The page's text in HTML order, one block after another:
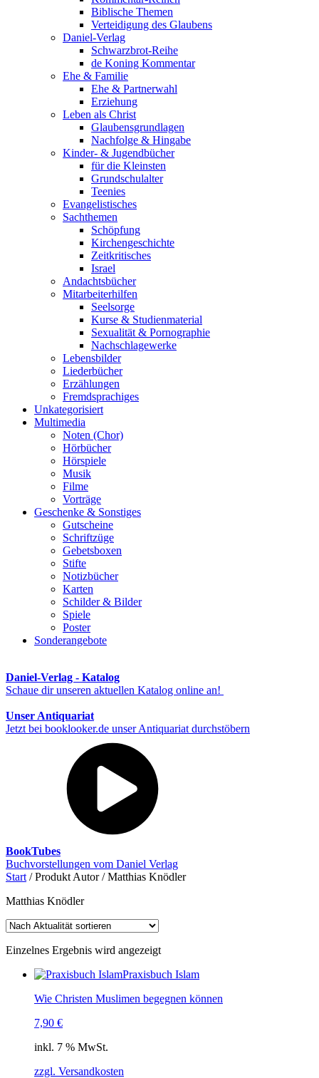
Biblische Themen
Verteidigung des Glaubens
Daniel-Verlag
Schwarzbrot-Reihe
de Koning Kommentar
Ehe & Familie
Ehe & Partnerwahl
Erziehung
Leben als Christ
Glaubensgrundlagen
Nachfolge & Hingabe
Kinder- & Jugendbücher
für die Kleinsten
Grundschulalter
Teenies
Evangelistisches
Sachthemen
Schöpfung
Kirchengeschichte
Zeitkritisches
Israel
Andachtsbücher
Mitarbeiterhilfen
Seelsorge
Kurse & Studienmaterial
Sexualität & Pornographie
Nachschlagewerke
Lebensbilder
Liederbücher
Erzählungen
Fremdsprachiges
Unkategorisiert
Multimedia
Noten (Chor)
Hörbücher
Hörspiele
Musik
Filme
Vorträge
Geschenke & Sonstiges
Gutscheine
Schriftzüge
Gebetsboxen
Stifte
Notizbücher
Karten
Schilder & Bilder
Spiele
Poster
Sonderangebote
Daniel-Verlag - Katalog
Schaue dir unseren aktuellen Katalog online an!
Unser Antiquariat
Jetzt bei booklooker.de unser Antiquariat durchstöbern
BookTubes
Buchvorstellungen vom Daniel Verlag
Start / Produkt Autor / Matthias Knödler
Matthias Knödler
Einzelnes Ergebnis wird angezeigt
Praxisbuch Islam
Wie Christen Muslimen begegnen können
7,90 €
inkl. 7 % MwSt.
zzgl. Versandkosten